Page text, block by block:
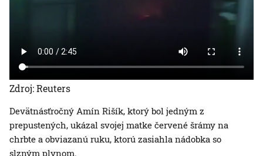
Zdroj: Reuters
Devätnásťročný Amín Rišík, ktorý bol jedným z
prepustených, ukázal svojej matke červené šrámy na
chrbte a obviazanú ruku, ktorú zasiahla nádobka so
slzným plynom.